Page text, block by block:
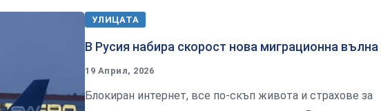
УЛИЦАТА
В Русия набира скорост нова миграционна вълна
19 Април, 2026
Блокиран интернет, все по-скъп живота и страхове за